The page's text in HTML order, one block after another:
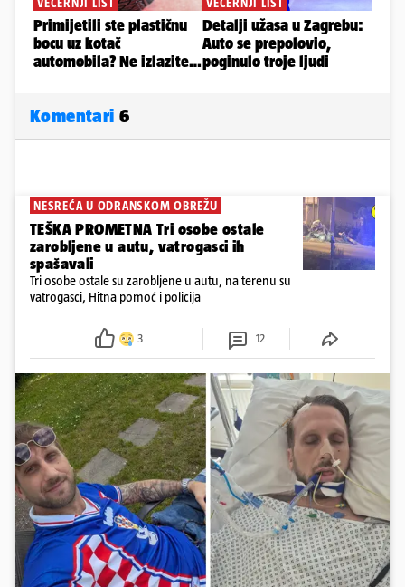
Komentari 6
NESREĆA U ODRANSKOM OBREŽU
TEŠKA PROMETNA Tri osobe ostale
zarobljene u autu, vatrogasci ih
spašavali
Tri osobe ostale su zarobljene u autu, na terenu su
vatrogasci, Hitna pomoć i policija
3 12